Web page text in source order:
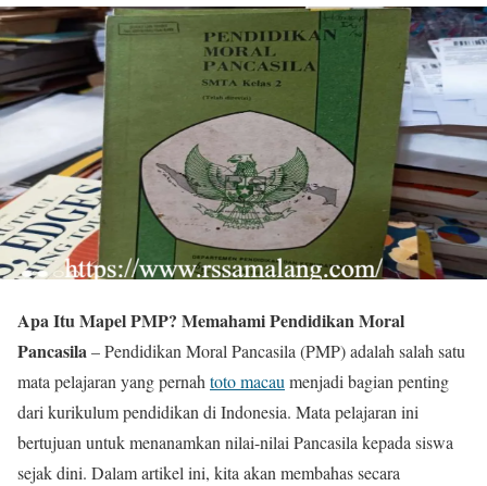
Apa Itu Mapel PMP? Memahami Pendidikan Moral
Pancasila– Pendidikan Moral Pancasila (PMP) adalah salah satu
mata pelajaran yang pernahtoto macaumenjadi bagian penting
dari kurikulum pendidikan di Indonesia. Mata pelajaran ini
bertujuan untuk menanamkan nilai-nilai Pancasila kepada siswa
sejak dini. Dalam artikel ini, kita akan membahas secara